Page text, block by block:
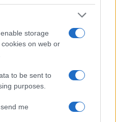
storage
on web or
to be sent to
purposes.
me
το θαύμα
τον Χριστό μπροστά
έχω δει στη ζωή
στο να βοηθά
ανάγκη» - Η πρώτη
της 38χρονης
στην Κυψέλη
«Λογαριασμός» που
Λιόλιου